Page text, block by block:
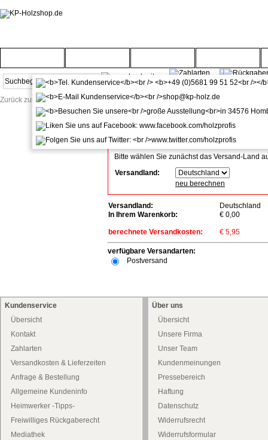
Zurück zur Startseite
Versandkosten-Info
Alle angegebenen Preise verstehen sich inkl.
Bitte wählen Sie zunächst das Versand-Land
Versandland:
neu berechnen
Versandland:
Deutschland
In Ihrem Warenkorb:
€ 0,00
berechnete Versandkosten: € 5,95
verfügbare Versandarten:
Postversand
Kundenservice
Übersicht
Kontakt
Zahlarten
Versandkosten & Lieferzeiten
Anfrage & Bestellung
Allgemeine Kundeninfo
Heimwerker -Tipps-
Freiwilliges Rückgaberecht
Mediathek
Über uns
Übersicht
Unsere Firma
Unser Team
Kundenmeinungen
Pressebereich
Haftung
Datenschutz
Widerrufsrecht
Widerrufsformular